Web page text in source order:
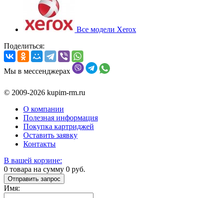
Все модели Xerox
Поделиться:
Мы в мессенджерах
© 2009-2026 kupim-rm.ru
О компании
Полезная информация
Покупка картриджей
Оставить заявку
Контакты
В вашей корзине:
0 товара на сумму 0 руб.
Отправить запрос
Имя: